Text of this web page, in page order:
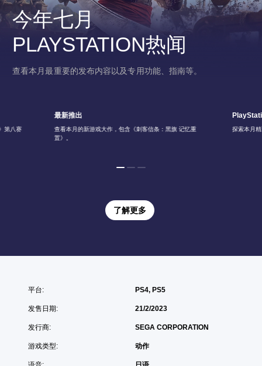
今年七月
PLAYSTATION热闻
查看本月最重要的发布内容以及专用功能、指南等。
最新推出
查看本月的新游戏大作，包含《刺客信条：黑旗 记忆重
置》。
探索本月
第八赛
了解更多
平台: PS4, PS5
发售日期: 21/2/2023
发行商: SEGA CORPORATION
游戏类型: 动作